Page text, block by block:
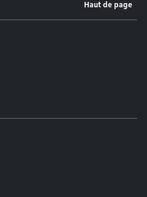
Haut de page